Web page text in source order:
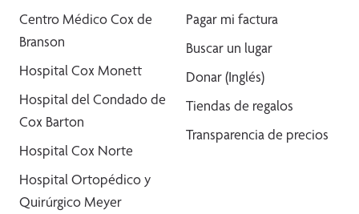
Centro Médico Cox de
Branson
Hospital Cox Monett
Hospital del Condado de
Cox Barton
Hospital Cox Norte
Hospital Ortopédico y
Quirúrgico Meyer
Pagar mi factura
Buscar un lugar
Donar (Inglés)
Tiendas de regalos
Transparencia de precios